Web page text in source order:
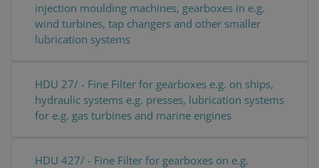
injection moulding machines, gearboxes in e.g.
wind turbines, tap changers and other smaller
lubrication systems
HDU 27/ - Fine Filter for gearboxes e.g. on ships,
hydraulic systems e.g. presses, lubrication systems
for e.g. gas turbines and marine engines
HDU 427/ - Fine Filter for gearboxes on e.g.